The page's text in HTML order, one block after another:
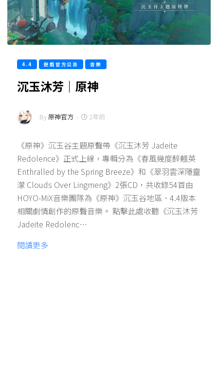
4.4 遊戲官方公告 音樂
沉玉沐芳｜原神
By原神官方 - 2年前
《原神》沉玉谷主題原聲帶《沉玉沐芳 Jadeite
Redolence》正式上線，專輯分為《春風幾度醉翹英
Enthralled by the Spring Breeze》和《翠羽雲深隱靈
濛 Clouds Over Lingmeng》2張CD，共收錄54首由
HOYO-MiX音樂團隊為《原神》沉玉谷地區、4.4版本
相關劇情創作的原聲音樂。 點擊此處收聽《沉玉沐芳
Jadeite Redolenc…
閱讀更多